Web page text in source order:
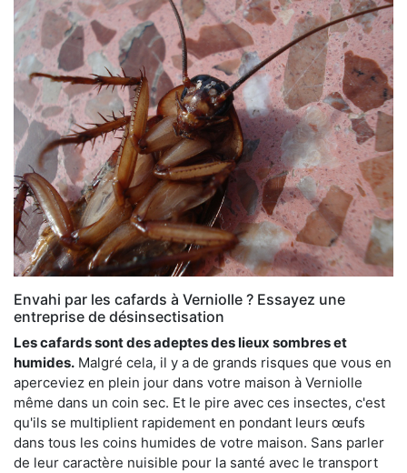
Envahi par les cafards à Verniolle ? Essayez une
entreprise de désinsectisation
Les cafards sont des adeptes des lieux sombres et
humides. Malgré cela, il y a de grands risques que vous en
aperceviez en plein jour dans votre maison à Verniolle
même dans un coin sec. Et le pire avec ces insectes, c'est
qu'ils se multiplient rapidement en pondant leurs œufs
dans tous les coins humides de votre maison. Sans parler
de leur caractère nuisible pour la santé avec le transport